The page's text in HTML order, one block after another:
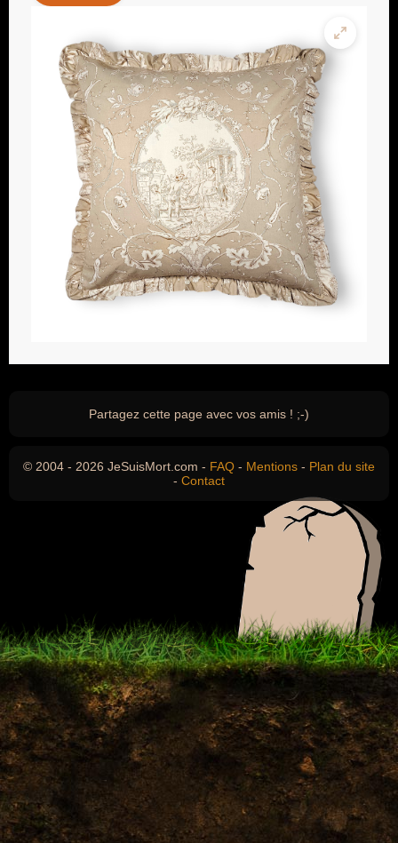
Partagez cette page avec vos amis ! ;-)
© 2004 - 2026 JeSuisMort.com - FAQ - Mentions - Plan du site
- Contact